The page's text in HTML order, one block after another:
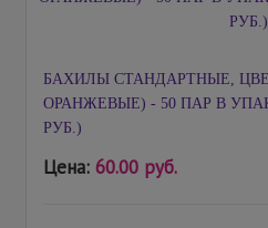
БАХИЛЫ СТАНДАРТНЫЕ,
ОРАНЖЕВЫЕ) - 50 ПАР В
РУБ.)
Цена: 60.00 руб.